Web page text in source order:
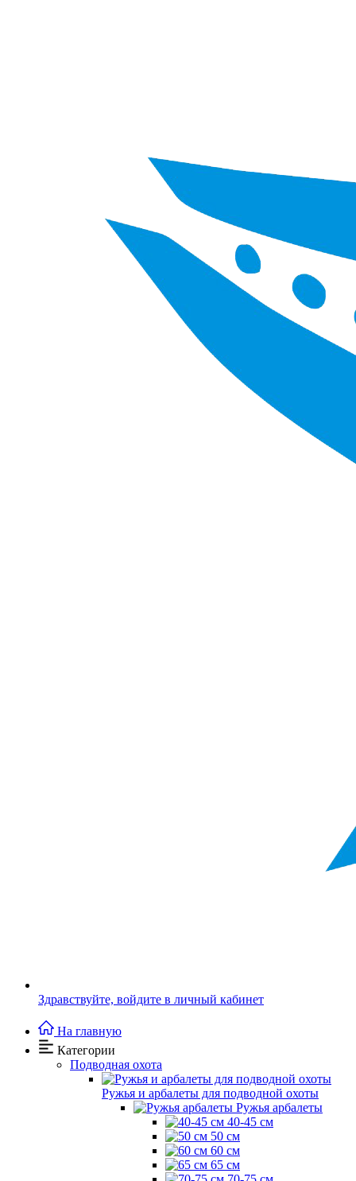
Здравствуйте, войдите в личный кабинет
На главную
Категории
Подводная охота
Ружья и арбалеты для подводной охоты
Ружья арбалеты
40-45 см
50 см
60 см
65 см